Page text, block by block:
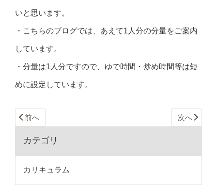
いと思います。
・こちらのブログでは、あえて1人分の分量をご案内
しています。
・分量は1人分ですので、ゆで時間・炒め時間等は短
めに設定しています。
前へ 次へ
カテゴリ
カリキュラム